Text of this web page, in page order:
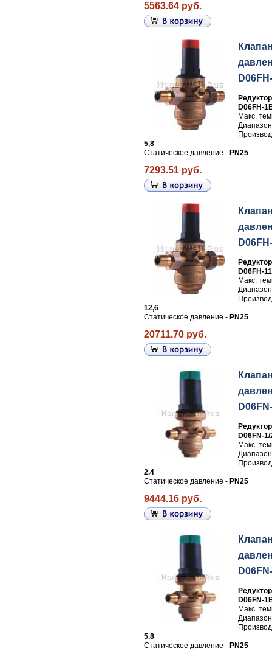
5563.64 руб.
D06FH-
Макс.
5,8
Статическое давление - PN25
7293.51 руб.
D06FH-
Макс.
12,6
Статическое давление - PN25
20711.70 руб.
D06FN-
Макс.
2.4
Статическое давление - PN25
9444.16 руб.
D06FN-
Макс.
5.8
Статическое давление - PN25